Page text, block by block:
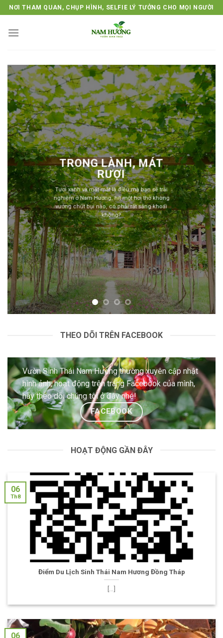
Skip
to
content
NƠI THAM QUAN, CHỤP HÌNH, SELFIE LÝ TƯỞNG CHO MỌI NGƯỜI
TRONG LÀNH, MÁT
RƯỢI
Tươi xanh và mát mắt là điều mà bạn sẽ trải
nghiệm ở Nam Hương, hít một hơi thở không
vướng chút bụi nào, có phải rất sảng khoái
không?
THEO DÕI TRÊN FACEBOOK
Vườn Sinh Thái Nam Hương thường xuyên cập nhật
hình ảnh, hoạt động trên trang Facebook của mình,
hãy theo dõi chúng tôi ở đây nhé!
FACEBOOK
HOẠT ĐỘNG GẦN ĐÂY
Điểm Du Lịch Sinh Thái Nam Hương Đồng Tháp
[...]
06
Th8
06